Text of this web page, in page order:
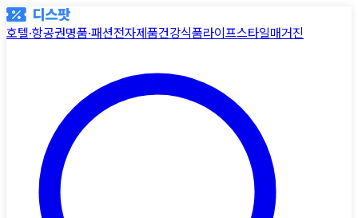
호텔·항공권명품·패션전자제품건강식품라이프스타일매거진